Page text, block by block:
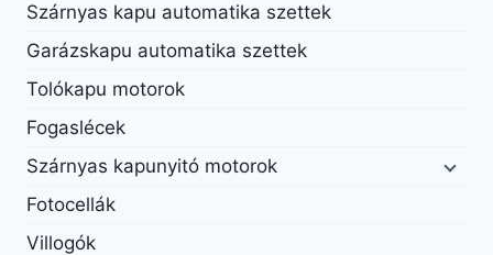
Szárnyas kapu automatika szettek
Garázskapu automatika szettek
Tolókapu motorok
Fogaslécek
Szárnyas kapunyitó motorok
Fotocellák
Villogók